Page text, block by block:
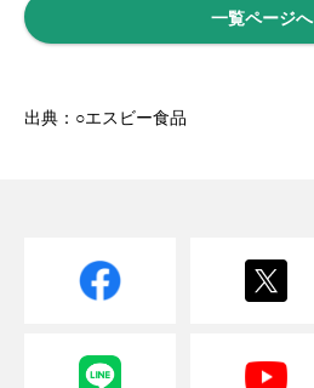
一覧ページへ
出典：○エスビー食品